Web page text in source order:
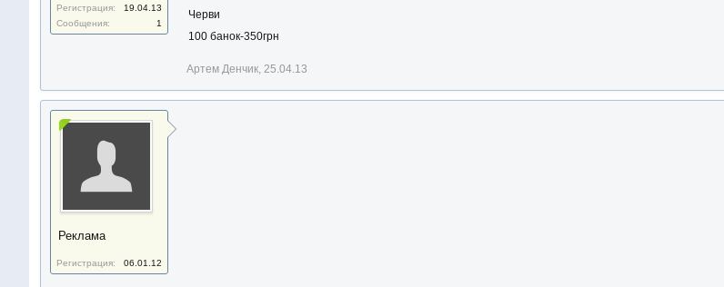
Регистрация:
19.04.13
Сообщения:
1
Черви
100 банок-350грн
Артем Денчик, 25.04.13
Реклама
Регистрация: 06.01.12